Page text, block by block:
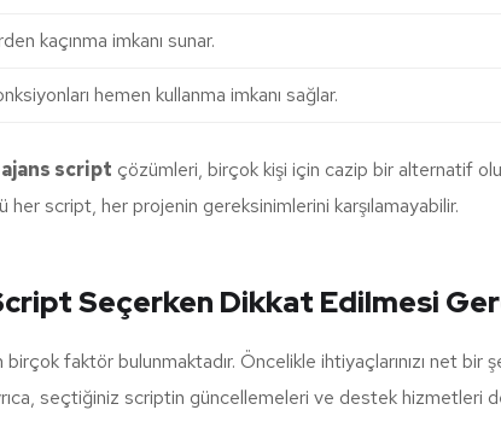
kaçınma imkanı sunar.
hemen kullanma imkanı sağlar.
ajans script çözümleri, birçok kişi için cazip bir alternatif
her script, her projenin gereksinimlerini karşılamayabilir.
Seçerken Dikkat Edilmesi
faktör bulunmaktadır. Öncelikle ihtiyaçlarınızı net
seçtiğiniz scriptin güncellemeleri ve destek hizmetleri de